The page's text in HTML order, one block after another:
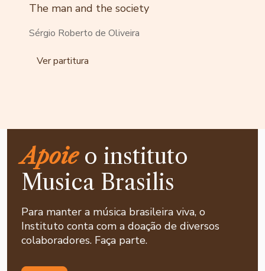
The man and the society
Sérgio Roberto de Oliveira
Ver partitura
Apoieo instituto
Musica Brasilis
Para manter a música brasileira viva, o
Instituto conta com a doação de diversos
colaboradores. Faça parte.